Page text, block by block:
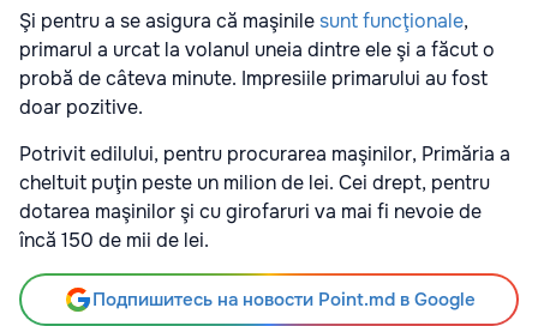
Şi pentru a se asigura că maşinilesunt funcţionale,
primarul a urcat la volanul uneia dintre ele şi a făcut o
probă de câteva minute. Impresiile primarului au fost
doar pozitive.
Potrivit edilului, pentru procurarea maşinilor, Primăria a
cheltuit puţin peste un milion de lei. Cei drept, pentru
dotarea maşinilor şi cu girofaruri va mai fi nevoie de
încă 150 de mii de lei.
Подпишитесь на новости Point.md в Google